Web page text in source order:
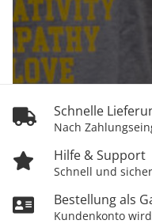
Schnelle
Nach
Hilfe & Support
Schnell und
Bestellung als
Kundenkonto